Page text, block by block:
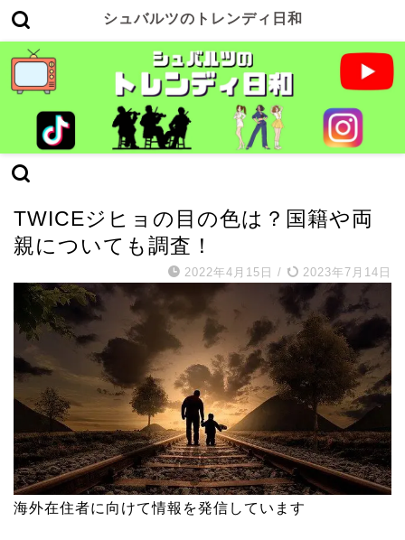
シュバルツのトレンディ日和
TWICEジヒョの目の色は？国籍や両
親についても調査！
2022年4月15日 / 2023年7月14日
海外在住者に向けて情報を発信しています